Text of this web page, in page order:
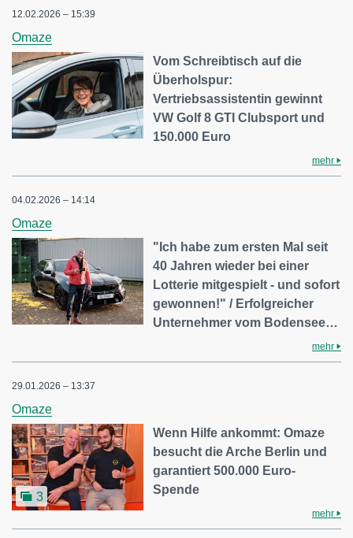
12.02.2026 – 15:39
Omaze
Vom Schreibtisch auf die
Überholspur:
Vertriebsassistentin gewinnt
VW Golf 8 GTI Clubsport und
150.000 Euro
mehr
04.02.2026 – 14:14
Omaze
"Ich habe zum ersten Mal seit
40 Jahren wieder bei einer
Lotterie mitgespielt - und sofort
gewonnen!" / Erfolgreicher
Unternehmer vom Bodensee…
mehr
29.01.2026 – 13:37
Omaze
3
Wenn Hilfe ankommt: Omaze
besucht die Arche Berlin und
garantiert 500.000 Euro-
Spende
mehr